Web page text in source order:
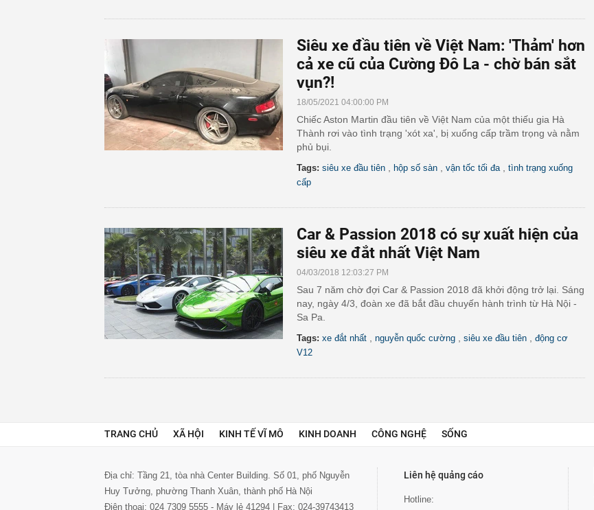
Siêu xe đầu tiên về Việt Nam: 'Thảm' hơn
cả xe cũ của Cường Đô La - chờ bán sắt
vụn?!
18/05/2021 04:00:00 PM
Chiếc Aston Martin đầu tiên về Việt Nam của một thiếu gia Hà
Thành rơi vào tình trạng 'xót xa', bị xuống cấp trầm trọng và nằm
phủ bụi.
Tags: siêu xe đầu tiên hộp số sàn vận tốc tối đa
tình trạng xuống
cấp
Car & Passion 2018 có sự xuất hiện của
siêu xe đắt nhất Việt Nam
04/03/2018 12:03:27 PM
Sau 7 năm chờ đợi Car & Passion 2018 đã khởi động trở lại. Sáng
nay, ngày 4/3, đoàn xe đã bắt đầu chuyến hành trình từ Hà Nội -
Sa Pa.
Tags: xe đắt nhất nguyễn quốc cường siêu xe đầu tiên
động cơ
V12
TRANG CHỦ XÃ HỘI KINH TẾ VĨ MÔ KINH DOANH CÔNG NGHỆ SỐNG
Địa chỉ: Tầng 21, tòa nhà Center Building. Số 01, phố Nguyễn
Huy Tưởng, phường Thanh Xuân, thành phố Hà Nội
Điện thoại: 024 7309 5555 - Máy lẻ 41294 | Fax: 024-39743413
Liên hệ quảng cáo
Hotline: